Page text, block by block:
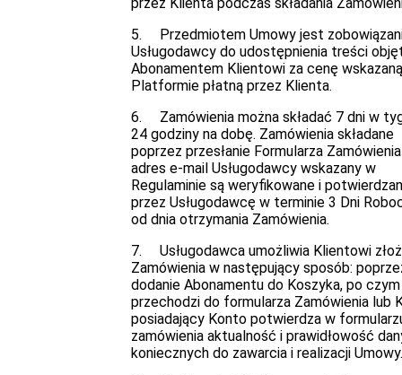
5. Przedmiotem Umowy jest
Usługodawcy do udostępnienia treści
Abonamentem Klientowi za cenę
Platformie płatną przez Klienta.
6. Zamówienia można składać 7 dni w
24 godziny na dobę. Zamówienia składane
poprzez przesłanie Formularza
adres e-mail Usługodawcy wskazany w
Regulaminie są weryfikowane i
przez Usługodawcę w terminie 3 Dni
od dnia otrzymania Zamówienia.
7. Usługodawca umożliwia Klientowi
Zamówienia w następujący sposób:
dodanie Abonamentu do Koszyka, po
przechodzi do formularza Zamówienia lub
posiadający Konto potwierdza w
zamówienia aktualność i prawidłowość
koniecznych do zawarcia i realizacji Umowy.